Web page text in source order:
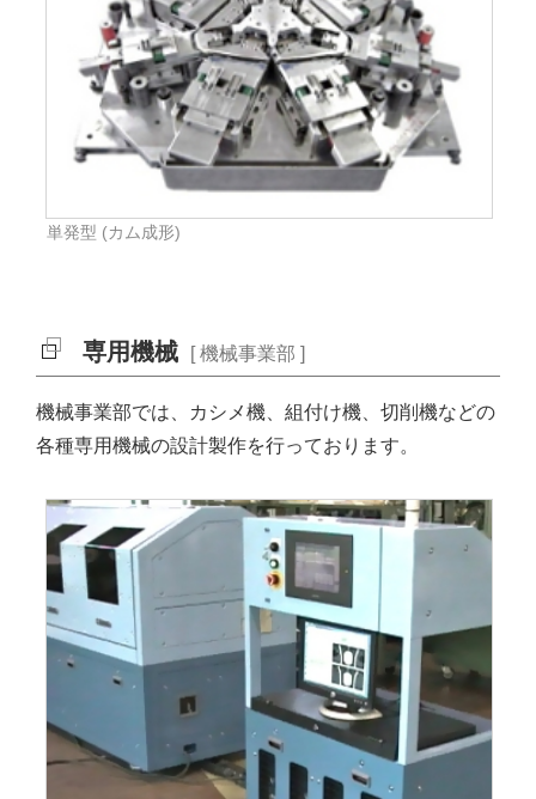
単発型 (カム成形)
専用機械 [ 機械事業部 ]
機械事業部では、カシメ機、組付け機、切削機などの
各種専用機械の設計製作を行っております。